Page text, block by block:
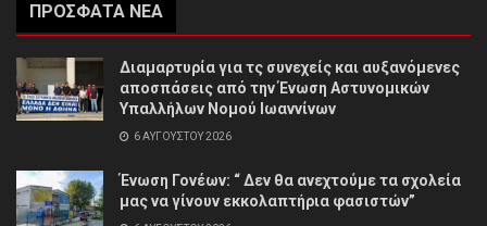
ΠΡΌΣΦΑΤΑ ΝΈΑ
Διαμαρτυρία για τς συνεχείς και αυξανόμενες
αποσπάσεις από την Ένωση Αστυνομικών
Υπαλλήλων Νομού Ιωαννίνων
6 ΑΥΓΟΎΣΤΟΥ 2026
Ένωση Γονέων: “ Δεν θα ανεχτούμε τα σχολεία
μας να γίνουν εκκολαπτήρια φασιστών”